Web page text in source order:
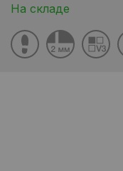
На складе